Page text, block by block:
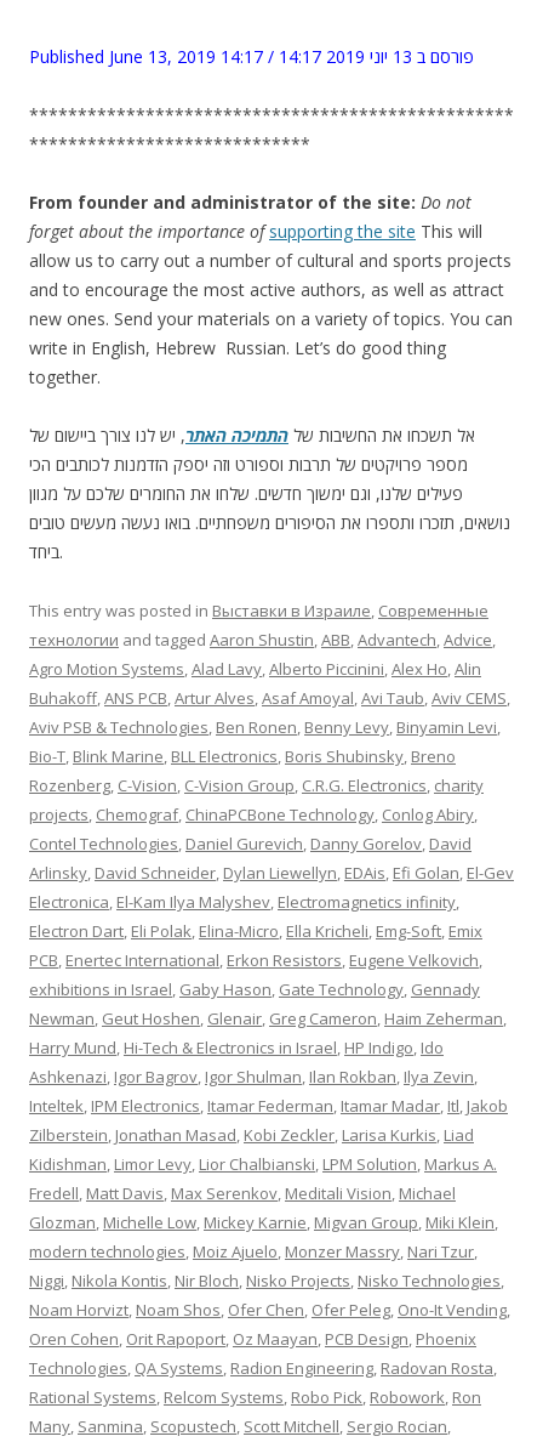
Published June 13, 2019 14:17 / פורסם ב 13 יוני 2019 14:17
**************************************************
*****************************
From founder and administrator of the site: Do not
forget about the importance ofsupporting the site This will
allow us to carry out a number of cultural and sports projects
and to encourage the most active authors, as well as attract
new ones. Send your materials on a variety of topics. You can
write in English, Hebrew Russian. Let’s do good thing
together.
אל תשכחו את החשיבות של התמיכה האתר, יש לנו צורך ביישום של
מספר פרויקטים של תרבות וספורט וזה יספק הזדמנות לכותבים הכי
פעילים שלנו, וגם ימשוך חדשים. שלחו את החומרים שלכם על מגוון
נושאים, תזכרו ותספרו את הסיפורים משפחתיים. בואו נעשה מעשים טובים
ביחד.
This entry was posted in Выставки в Израиле, Современные
технологии and tagged Aaron Shustin,ABB,Advantech,Advice,
Agro Motion Systems,Alad Lavy,Alberto Piccinini,Alex Ho,Alin
Buhakoff,ANS PCB,Artur Alves,Asaf Amoyal,Avi Taub,Aviv CEMS,
Aviv PSB & Technologies, Ben Ronen, Benny Levy, Binyamin Levi,
Bio-T, Blink Marine, BLL Electronics, Boris Shubinsky, Breno
Rozenberg, C-Vision, C-Vision Group, C.R.G. Electronics, charity
projects, Chemograf, ChinaPCBone Technology, Conlog Abiry,
Contel Technologies, Daniel Gurevich, Danny Gorelov, David
Arlinsky, David Schneider, Dylan Liewellyn, EDAis, Efi Golan, El-Gev
Electronica, El-Kam Ilya Malyshev, Electromagnetics infinity,
Electron Dart, Eli Polak, Elina-Micro, Ella Kricheli, Emg-Soft, Emix
PCB, Enertec International, Erkon Resistors, Eugene Velkovich,
exhibitions in Israel, Gaby Hason, Gate Technology, Gennady
Newman, Geut Hoshen, Glenair, Greg Cameron, Haim Zeherman,
Harry Mund, Hi-Tech & Electronics in Israel, HP Indigo, Ido
Ashkenazi, Igor Bagrov, Igor Shulman, Ilan Rokban, Ilya Zevin,
Inteltek, IPM Electronics, Itamar Federman, Itamar Madar, Itl, Jakob
Zilberstein, Jonathan Masad, Kobi Zeckler, Larisa Kurkis, Liad
Kidishman, Limor Levy, Lior Chalbianski, LPM Solution, Markus A.
Fredell, Matt Davis, Max Serenkov, Meditali Vision, Michael
Glozman, Michelle Low, Mickey Karnie, Migvan Group, Miki Klein,
modern technologies, Moiz Ajuelo, Monzer Massry, Nari Tzur,
Niggi, Nikola Kontis, Nir Bloch, Nisko Projects, Nisko Technologies,
Noam Horvizt, Noam Shos, Ofer Chen, Ofer Peleg, Ono-It Vending,
Oren Cohen, Orit Rapoport, Oz Maayan, PCB Design, Phoenix
Technologies, QA Systems, Radion Engineering, Radovan Rosta,
Rational Systems, Relcom Systems, Robo Pick, Robowork, Ron
Many, Sanmina, Scopustech, Scott Mitchell, Sergio Rocian,